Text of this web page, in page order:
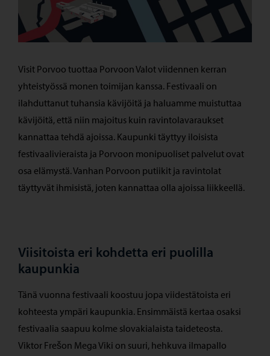
Visit Porvoo tuottaa Porvoon Valot viidennen kerran
yhteistyössä monen toimijan kanssa. Festivaali on
ilahduttanut tuhansia kävijöitä ja haluamme muistuttaa
kävijöitä, että niin majoitus kuin ravintolavaraukset
kannattaa tehdä ajoissa. Kaupunki täyttyy iloisista
festivaalivieraista ja Porvoon monipuoliset palvelut ovat
osa elämystä. Vanhan Porvoon putiikit ja ravintolat
täyttyvät ihmisistä, joten kannattaa olla ajoissa liikkeellä.
Viisitoista eri kohdetta eri puolilla
kaupunkia
Tänä vuonna festivaali koostuu jopa viidestätoista eri
kohteesta ympäri kaupunkia. Ensimmäistä kertaa osaksi
festivaalia saapuu kolme slovakialaista taideteosta.
Viktor Frešon Mega Viki on suuri, hehkuva ilmapallo